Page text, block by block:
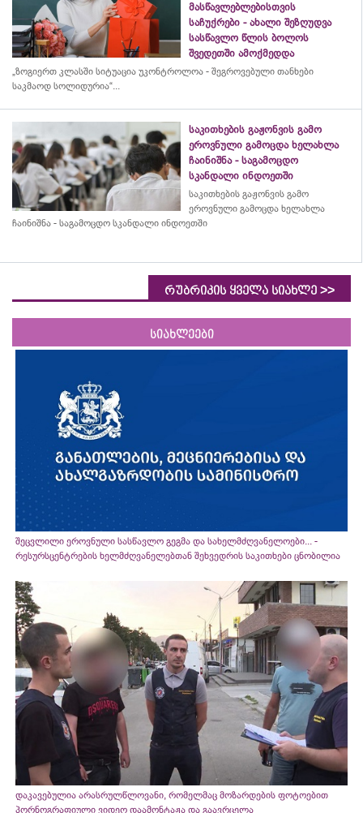
მასწავლებლებისთვის
საჩუქრები - ახალი შეზღუდვა
სასწავლო წლის ბოლოს
შვედეთში ამოქმედდა
„ზოგიერთ კლასში სიტუაცია უკონტროლოა - შეგროვებული თანხები
საკმაოდ სოლიდურია“...
საკითხების გაჟონვის გამო
ეროვნული გამოცდა ხელახლა
ჩაინიშნა - საგამოცდო
სკანდალი ინდოეთში
საკითხების გაჟონვის გამო
ეროვნული გამოცდა ხელახლა
ჩაინიშნა - საგამოცდო სკანდალი ინდოეთში
რუბრიკის ყველა სიახლე >>
სიახლეები
შეცვლილი ეროვნული სასწავლო გეგმა და სახელმძღვანელოები... -
რესურსცენტრების ხელმძღვანელებთან შეხვედრის საკითხები ცნობილია
დაკავებულია არასრულწლოვანი, რომელმაც მოზარდების ფოტოებით
პორნოგრაფიული ვიდეო დაამონტაჟა და გაავრცელა